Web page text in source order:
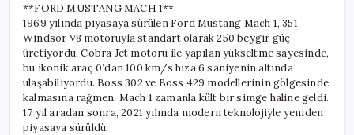
**FORD MUSTANG MACH 1**
1969 yılında piyasaya sürülen Ford Mustang Mach 1, 351
Windsor V8 motoruyla standart olarak 250 beygir güç
üretiyordu. Cobra Jet motoru ile yapılan yükseltme sayesinde,
bu ikonik araç 0’dan 100 km/s hıza 6 saniyenin altında
ulaşabiliyordu. Boss 302 ve Boss 429 modellerinin gölgesinde
kalmasına rağmen, Mach 1 zamanla kült bir simge haline geldi.
17 yıl aradan sonra, 2021 yılında modern teknolojiyle yeniden
piyasaya sürüldü.